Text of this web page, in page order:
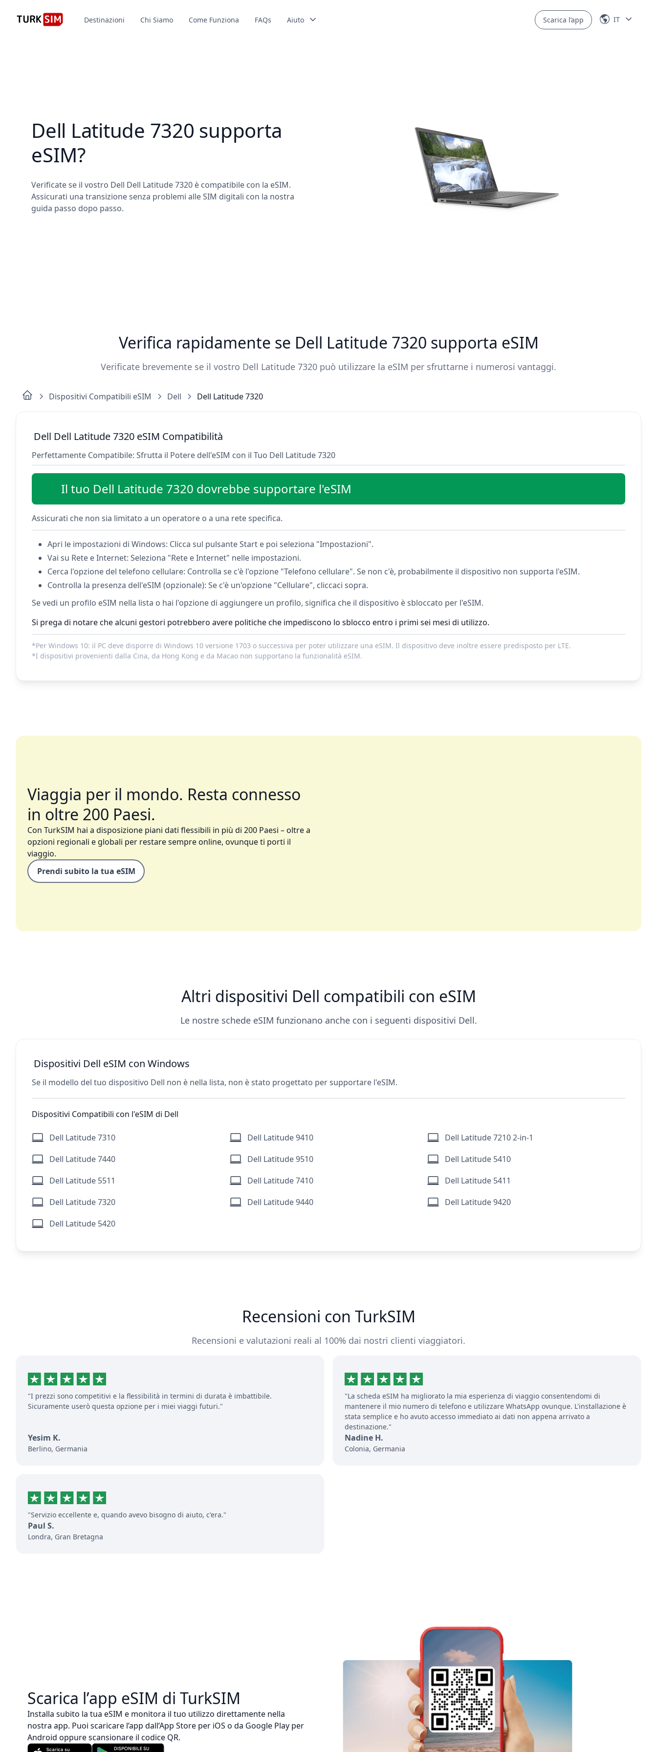
Destinazioni Chi Siamo Come Funziona FAQs Aiuto Scarica l’app IT
Dell Latitude 7320 supporta
eSIM?
Verificate se il vostro Dell Dell Latitude 7320 è compatibile con la eSIM.
Assicurati una transizione senza problemi alle SIM digitali con la nostra
guida passo dopo passo.
Verifica rapidamente se Dell Latitude 7320 supporta eSIM
Verificate brevemente se il vostro Dell Latitude 7320 può utilizzare la eSIM per sfruttarne i numerosi vantaggi.
Dispositivi Compatibili eSIM Dell Dell Latitude 7320
Dell Dell Latitude 7320 eSIM Compatibilità
Perfettamente Compatibile: Sfrutta il Potere dell'eSIM con il Tuo Dell Latitude 7320
Il tuo Dell Latitude 7320 dovrebbe supportare l'eSIM
Assicurati che non sia limitato a un operatore o a una rete specifica.
Apri le impostazioni di Windows: Clicca sul pulsante Start e poi seleziona "Impostazioni".
Vai su Rete e Internet: Seleziona "Rete e Internet" nelle impostazioni.
Cerca l'opzione del telefono cellulare: Controlla se c'è l'opzione "Telefono cellulare". Se non c'è, probabilmente il dispositivo non supporta l'eSIM.
Controlla la presenza dell'eSIM (opzionale): Se c'è un'opzione "Cellulare", cliccaci sopra.
Se vedi un profilo eSIM nella lista o hai l'opzione di aggiungere un profilo, significa che il dispositivo è sbloccato per l'eSIM.
Si prega di notare che alcuni gestori potrebbero avere politiche che impediscono lo sblocco entro i primi sei mesi di utilizzo.
*Per Windows 10: il PC deve disporre di Windows 10 versione 1703 o successiva per poter utilizzare una eSIM. Il dispositivo deve inoltre essere predisposto per LTE.
*I dispositivi provenienti dalla Cina, da Hong Kong e da Macao non supportano la funzionalità eSIM.
Viaggia per il mondo. Resta connesso
in oltre 200 Paesi.
Con TurkSIM hai a disposizione piani dati flessibili in più di 200 Paesi – oltre a
opzioni regionali e globali per restare sempre online, ovunque ti porti il
viaggio.
Prendi subito la tua eSIM
Altri dispositivi Dell compatibili con eSIM
Le nostre schede eSIM funzionano anche con i seguenti dispositivi Dell.
Dispositivi Dell eSIM con Windows
Se il modello del tuo dispositivo Dell non è nella lista, non è stato progettato per supportare l'eSIM.
Dispositivi Compatibili con l'eSIM di Dell
Dell Latitude 7310 Dell Latitude 9410
Dell Latitude 7210 2-in-1
Dell Latitude 7440
Dell Latitude 9510
Dell Latitude 5410
Dell Latitude 5511
Dell Latitude 7410
Dell Latitude 5411
Dell Latitude 7320
Dell Latitude 9440
Dell Latitude 9420
Dell Latitude 5420
Recensioni con TurkSIM
Recensioni e valutazioni reali al 100% dai nostri clienti viaggiatori.
"I prezzi sono competitivi e la flessibilità in termini di durata è imbattibile.
Sicuramente userò questa opzione per i miei viaggi futuri."
Yesim K.
Berlino, Germania
"La scheda eSIM ha migliorato la mia esperienza di viaggio consentendomi di
mantenere il mio numero di telefono e utilizzare WhatsApp ovunque. L'installazione è
stata semplice e ho avuto accesso immediato ai dati non appena arrivato a
destinazione."
Nadine H.
Colonia, Germania
"Servizio eccellente e, quando avevo bisogno di aiuto, c'era."
Paul S.
Londra, Gran Bretagna
Scarica l’app eSIM di TurkSIM
Installa subito la tua eSIM e monitora il tuo utilizzo direttamente nella
nostra app. Puoi scaricare l’app dall’App Store per iOS o da Google Play per
Android oppure scansionare il codice QR.